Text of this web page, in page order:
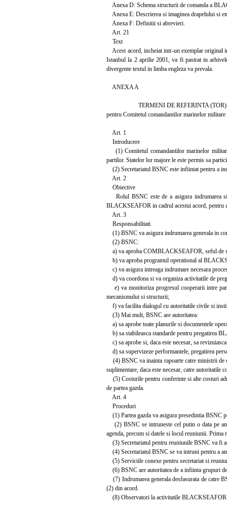
Anexa D: Schema structurii de comanda a
Anexa E: Descrierea si imaginea drapelului si
Anexa F: Definitii si abrevieri.
Art. 21
Text
Acest acord, incheiat intr-un exemplar original
Istanbul la 2 aprilie 2001, va fi pastrat in
divergente textul in limba engleza va prevala.
ANEXA A
TERMENI DE REFERINTA (TOR)
pentru Comitetul comandantilor marinelor
Art. 1
Introducere
(1) Comitetul comandantilor marinelor
partilor. Statelor lor majore le este permis sa
(2) Secretariatul BSNC este infiintat pentru a
Art. 2
Obiective
Rolul BSNC este de a asigura indrumarea
BLACKSEAFOR in cadrul acestui acord, pentru
Art. 3
Responsabilitati
(1) BSNC va asigura indrumarea generala in
(2) BSNC:
a) va aproba COMBLACKSEAFOR, seful de
b) va aproba programul operational al
c) va asigura intreaga indrumare necesara
d) va coordona si va organiza activitatile de
e) va monitoriza progresul cooperarii intre
mecanismului si structurii;
f) va facilita dialogul cu autoritatile civile si
(3) Mai mult, BSNC are autoritatea:
a) sa aprobe toate planurile si documentele
b) sa stabileasca standarde pentru pregatirea
c) sa aprobe si, daca este necesar, sa
d) sa supervizeze performantele, pregatirea
(4) BSNC va inainta rapoarte catre ministrii de
suplimentare, daca este necesar, catre autoritatile
(5) Costurile pentru conferinte si alte costuri
de partea gazda.
Art. 4
Proceduri
(1) Partea gazda va asigura presedintia BSNC
(2) BSNC se intruneste cel putin o data pe
agenda, precum si datele si locul reuniunii.
(3) Secretariatul pentru reuniunile BSNC va fi
(4) Secretariatul BSNC se va intruni pentru a
(5) Serviciile conexe pentru secretariat si
(6) BSNC are autoritatea de a infiinta grupuri de
(7) Indrumarea generala desfasurata de catre
(2) din acord.
(8) Observatori la activitatile BLACKSEAFOR